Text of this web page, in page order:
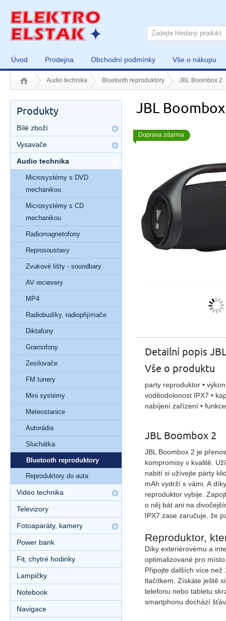
Úvod Prodejna Obchodní podmínky Vše o nákupu
Audio technika Bluetooth reproduktory JBL Boombox 2
JBL
Doprava zdarma
Detailní popis
Vše o produktu
party reproduktor •
voděodolonost IPX7 •
nabíjení zařízení •
JBL Boombox 2
JBL Boombox 2 je
kompromisy v kvalitě.
nabití si užívejte párty
mAh vydrží s vámi. A
reproduktor vybije.
o něj bát ani na
IPX7 zase zaručuje, že
Reproduktor,
Díky exteriérovému a
optimalizované pro
Připojte dalších více než
tlačítkem. Získáte ještě
telefonu nebo tabletu
smartphonu dochází
Produkty
Bílé zboží
Vysavače
Audio technika
Microsystémy s DVD
mechanikou
Microsystémy s CD
mechanikou
Radiomagnetofony
Reprosoustavy
Zvukové lišty - soundbary
AV recievery
MP4
Radiobudíky, radiopřijímače
Diktafony
Gramofony
Zesilovače
FM tunery
Mini systémy
Meteostanice
Autorádia
Sluchátka
Bluetooth reproduktory
Reproduktory do auta
Video technika
Televizory
Fotoaparáty, kamery
Power bank
Fit, chytré hodinky
Lampičky
Notebook
Navigace